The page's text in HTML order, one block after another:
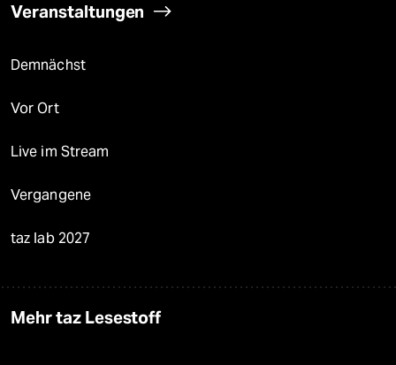
Veranstaltungen
Demnächst
Vor Ort
Live im Stream
Vergangene
taz lab 2027
Mehr taz Lesestoff